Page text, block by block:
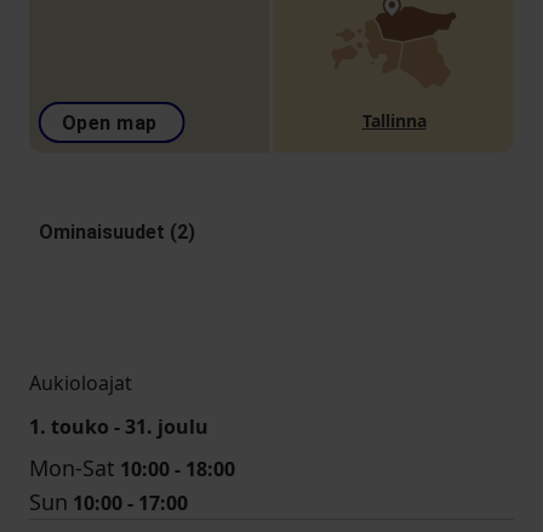
Open map Tallinna
Ominaisuudet (2)
Aukioloajat
1. touko - 31. joulu
Mon-Sat 10:00 - 18:00
Sun 10:00 - 17:00